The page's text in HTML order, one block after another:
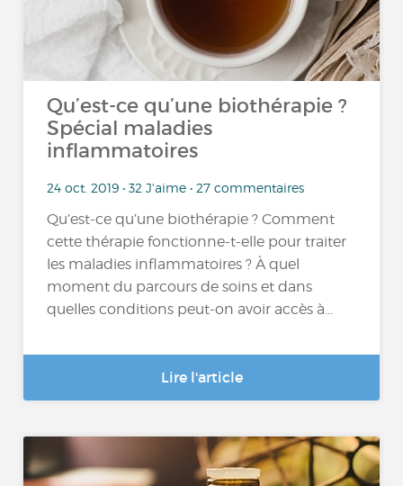
Qu’est-ce qu’une biothérapie ?
Spécial maladies
inflammatoires
24 oct. 2019 • 32 J'aime • 27 commentaires
Qu’est-ce qu’une biothérapie ? Comment
cette thérapie fonctionne-t-elle pour traiter
les maladies inflammatoires ? À quel
moment du parcours de soins et dans
quelles conditions peut-on avoir accès à...
Lire l'article